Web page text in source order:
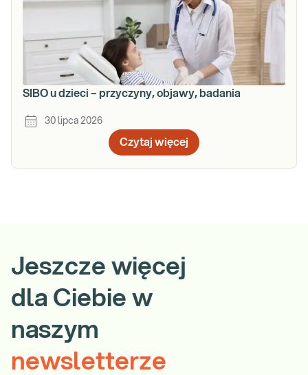
SIBO u dzieci – przyczyny, objawy, badania
30 lipca 2026
Czytaj więcej
Jeszcze więcej
dla Ciebie w
naszym
newsletterze